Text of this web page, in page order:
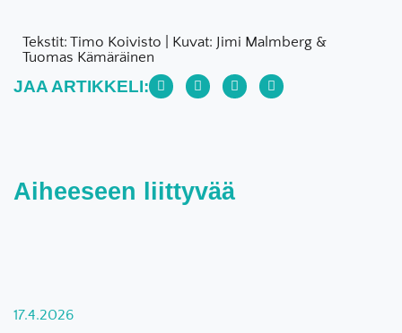
Tekstit: Timo Koivisto | Kuvat: Jimi Malmberg &
Tuomas Kämäräinen
JAA ARTIKKELI:
Aiheeseen liittyvää
17.4.2026